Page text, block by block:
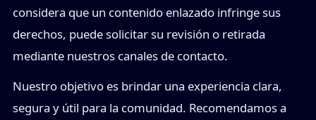
considera que un contenido enlazado infringe sus
derechos, puede solicitar su revisión o retirada
mediante nuestros canales de contacto.
Nuestro objetivo es brindar una experiencia clara,
segura y útil para la comunidad. Recomendamos a